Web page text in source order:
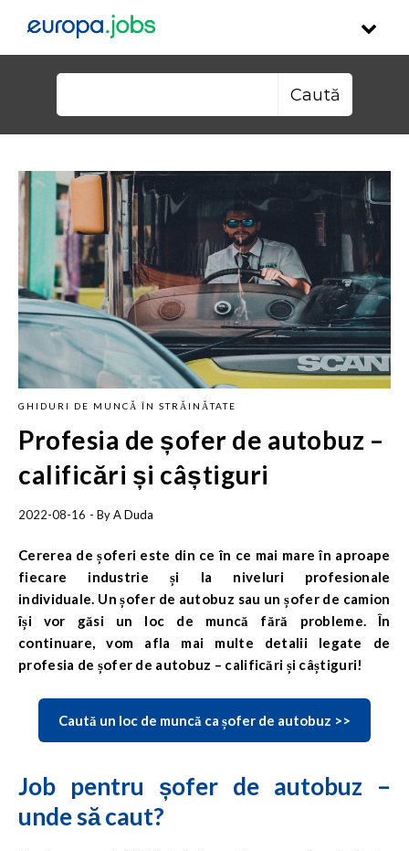
GHIDURI DE MUNCĂ ÎN STRĂINĂTATE
Profesia de șofer de autobuz –
calificări și câștiguri
2022-08-16 - ByA Duda
Cererea de șoferi este din ce în ce mai mare în aproape
fiecare industrie și la niveluri profesionale
individuale. Un șofer de autobuz sau un șofer de camion
își vor găsi un loc de muncă fără probleme. În
continuare, vom afla mai multe detalii legate de
profesia de șofer de autobuz – calificări și câștiguri!
Caută un loc de muncă ca șofer de autobuz >>
Job pentru șofer de autobuz –
unde să caut?